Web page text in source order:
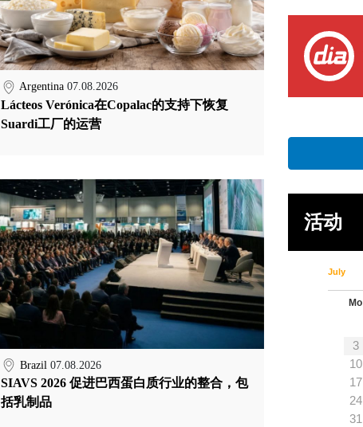
Argentina 07.08.2026
Lácteos Verónica在Copalac的支持下恢复
Suardi工厂的运营
Brazil 07.08.2026
SIAVS 2026 促进巴西蛋白质行业的整合，包
括乳制品
活动
July
Mo
3
10
17
24
31